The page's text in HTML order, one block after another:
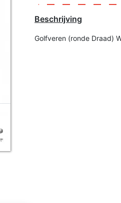
Beschrijving
Golfveren (ronde Draad)